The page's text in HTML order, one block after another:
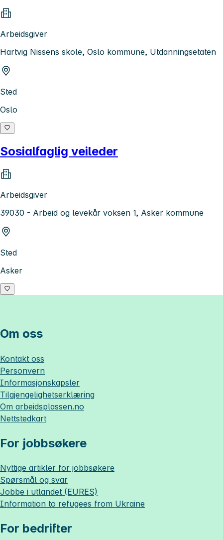
Arbeidsgiver
Hartvig Nissens skole, Oslo kommune, Utdanningsetaten
Sted
Oslo
Sosialfaglig veileder
Arbeidsgiver
39030 - Arbeid og levekår voksen 1, Asker kommune
Sted
Asker
Om oss
Kontakt oss
Personvern
Informasjonskapsler
Tilgjengelighetserklæring
Om arbeidsplassen.no
Nettstedkart
For jobbsøkere
Nyttige artikler for jobbsøkere
Spørsmål og svar
Jobbe i utlandet (EURES)
Information to refugees from Ukraine
For bedrifter